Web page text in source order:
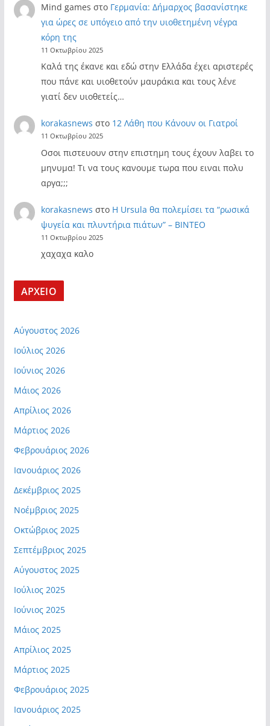
Mind games στο Γερμανία: Δήμαρχος βασανίστηκε
για ώρες σε υπόγειο από την υιοθετημένη νέγρα
κόρη της
11 Οκτωβρίου 2025
Καλά της έκανε και εδώ στην Ελλάδα έχει αριστερές
που πάνε και υιοθετούν μαυράκια και τους λένε
γιατί δεν υιοθετείς…
korakasnews στο 12 Λάθη που Κάνουν οι Γιατροί
11 Οκτωβρίου 2025
Οσοι πιστευουν στην επιστημη τους έχουν λαβει το
μηνυμα! Τι να τους κανουμε τωρα που ειναι πολυ
αργα;;;
korakasnews στο Η Ursula θα πολεμίσει τα “ρωσικά
ψυγεία και πλυντήρια πιάτων” – ΒΙΝΤΕΟ
11 Οκτωβρίου 2025
χαχαχα καλο
ΑΡΧΕΙΟ
Αύγουστος 2026
Ιούλιος 2026
Ιούνιος 2026
Μάιος 2026
Απρίλιος 2026
Μάρτιος 2026
Φεβρουάριος 2026
Ιανουάριος 2026
Δεκέμβριος 2025
Νοέμβριος 2025
Οκτώβριος 2025
Σεπτέμβριος 2025
Αύγουστος 2025
Ιούλιος 2025
Ιούνιος 2025
Μάιος 2025
Απρίλιος 2025
Μάρτιος 2025
Φεβρουάριος 2025
Ιανουάριος 2025